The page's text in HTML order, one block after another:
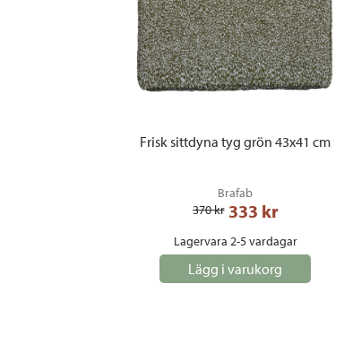
Frisk sittdyna tyg grön 43x41 cm
Brafab
370 kr 333 kr
Lagervara 2-5 vardagar
Lägg i varukorg